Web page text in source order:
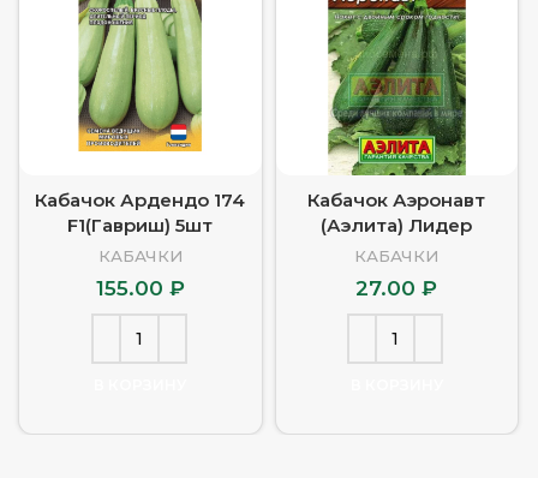
Кабачок Ардендо 174
F1(Гавриш) 5шт
КАБАЧКИ
155.00 ₽
Кабачок Аэронавт
(Аэлита) Лидер
КАБАЧКИ
27.00₽